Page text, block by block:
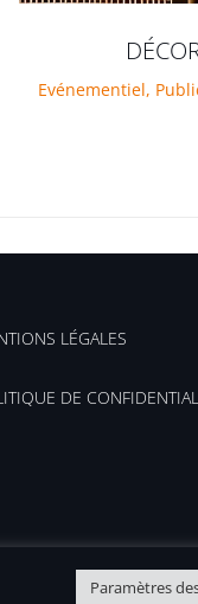
Evénementiel,
LÉGALES
DE
Paramètres